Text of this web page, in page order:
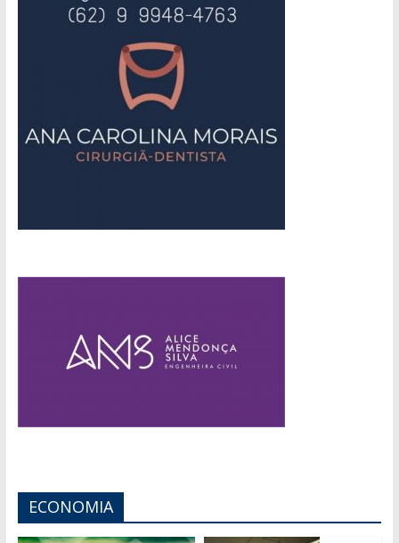
ECONOMIA